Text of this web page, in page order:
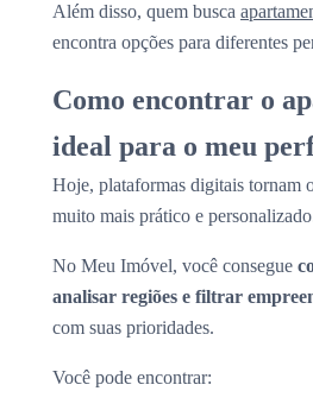
Além disso, quem busca
encontra opções para diferentes
Como encontrar o
ideal para o meu
Hoje, plataformas digitais tornam
muito mais prático e
No Meu Imóvel, você consegue
analisar regiões e filtrar
com suas prioridades.
Você pode encontrar: